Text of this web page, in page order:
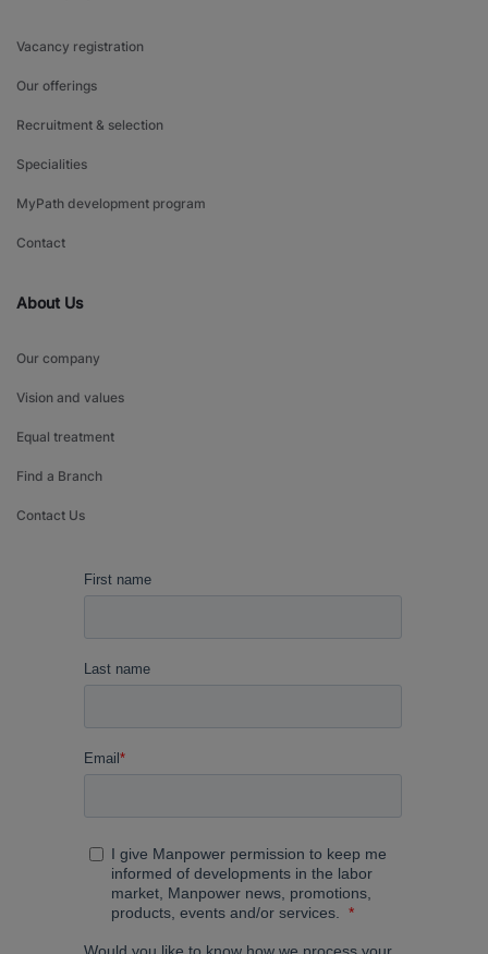
Vacancy registration
Our offerings
Recruitment & selection
Specialities
MyPath development program
Contact
About Us
Our company
Vision and values
Equal treatment
Find a Branch
Contact Us